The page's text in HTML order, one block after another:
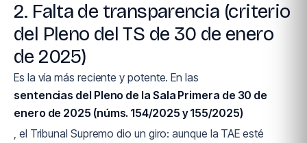
2. Falta de transparencia (criterio
del Pleno del TS de 30 de enero
de 2025)
Es la vía más reciente y potente. En las
sentencias del Pleno de la Sala Primera de 30 de
enero de 2025 (núms. 154/2025 y 155/2025)
, el Tribunal Supremo dio un giro: aunque la TAE esté